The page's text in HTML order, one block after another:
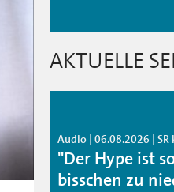
AKTUELLE
Audio | 06.08.2026 |
"Der Hype ist
bisschen zu